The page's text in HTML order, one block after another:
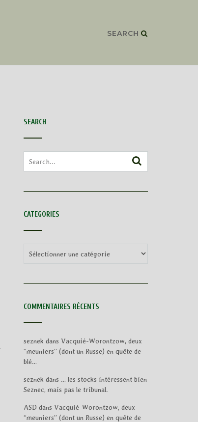
SEARCH
SEARCH
CATEGORIES
COMMENTAIRES RÉCENTS
seznek dans Vacquié-Worontzow, deux
“meuniers” (dont un Russe) en quête de
blé…
seznek dans … les stocks intéressent bien
Seznec, mais pas le tribunal.
ASD dans Vacquié-Worontzow, deux
“meuniers” (dont un Russe) en quête de